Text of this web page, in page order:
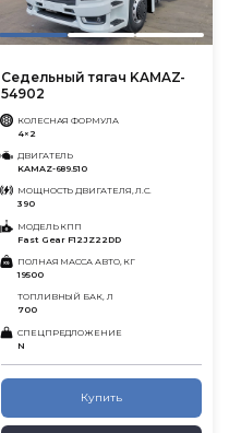
Седельный тягач KAMAZ-
54902
КОЛЕСНАЯ ФОРМУЛА
4×2
ДВИГАТЕЛЬ
KAMAZ-689.510
МОЩНОСТЬ ДВИГАТЕЛЯ, Л.С.
390
МОДЕЛЬ КПП
Fast Gear F12JZ22DD
ПОЛНАЯ МАССА АВТО, КГ
19500
ТОПЛИВНЫЙ БАК, Л
700
СПЕЦПРЕДЛОЖЕНИЕ
N
Купить